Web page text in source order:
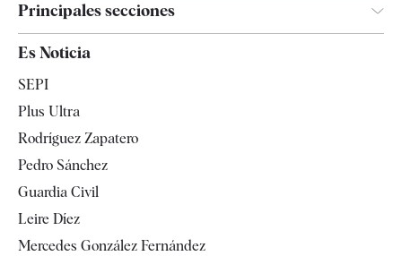
Principales secciones
España
Televisión
Es Noticia
SEPI
Plus Ultra
Rodríguez Zapatero
Pedro Sánchez
Guardia Civil
Leire Díez
Mercedes González Fernández